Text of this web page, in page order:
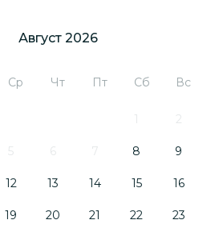
Август 2026
Ср Чт Пт Сб Вс
1 2
5 6 7 8 9
12 13 14 15 16
19 20 21 22 23